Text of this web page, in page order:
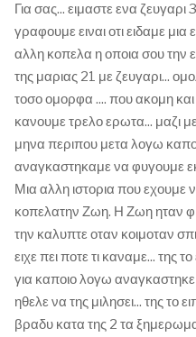
Για σας... ειμαστε ενα
γραφουμε ειναι οτι ειδαμε
αλλη κοπελα η οποια σου την
της μαριας 21 με ζευγαρι...
τοσο ομορφα .... που ακομη
κανουμε τρελο ερωτα... μαζι
μηνα περιπου μετα λογω
αναγκαστηκαμε να φυγουμε
Μια αλλη ιστορια που εχουμε
κοπελατην Ζωη. Η Ζωη ηταν
την καλυπτε οταν κοιμοταν
ειχε πει ποτε τι καναμε... της
για καποιο λογω
ηθελε να της μιλησει... της το
βραδυ κατα της 2 τα